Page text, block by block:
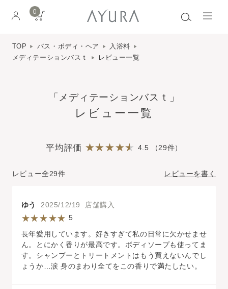
0
TOP バス・ボディ・ヘア
入浴料
メディテーションバスｔ
レビュー一覧
「メディテーションバスｔ」
レビュー一覧
平均評価 4.5 （29件）
レビュー全29件 レビューを書く
ゆう 2025/12/19 店舗購入
5
長年愛用しています。好きすぎて私の日常に欠かせませ
ん。とにかく香りが最高です。ボディソープも使ってま
す。シャンプーとトリートメントはもう買えないんでし
ょうか…涙 身のまわり全てをこの香りで満たしたい。